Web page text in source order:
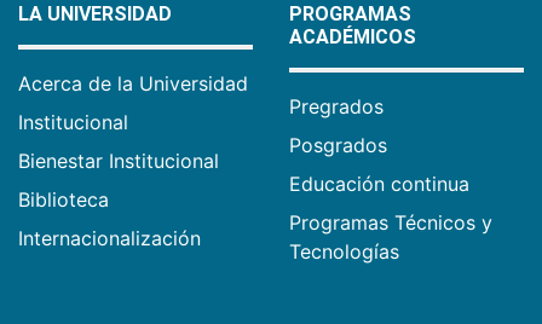
LA UNIVERSIDAD
Acerca de la Universidad
Institucional
Bienestar Institucional
Biblioteca
Internacionalización
PROGRAMAS
ACADÉMICOS
Pregrados
Posgrados
Educación continua
Programas Técnicos y
Tecnologías